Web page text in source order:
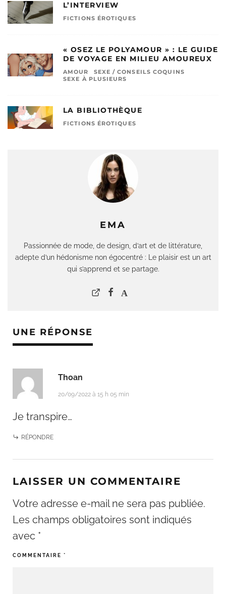
EMA
Passionnée de mode, de design, d’art et de littérature,
adepte d’un hédonisme non égocentré : Le plaisir est un art
qui s’apprend et se partage.
L’INTERVIEW
FICTIONS ÉROTIQUES
« OSEZ LE POLYAMOUR » : LE GUIDE
DE VOYAGE EN MILIEU AMOUREUX
AMOUR
SEXE / CONSEILS COQUINS
SEXE À PLUSIEURS
LA BIBLIOTHÈQUE
FICTIONS ÉROTIQUES
UNE RÉPONSE
Thoan
20/09/2022 à 15 h 05 min
Je transpire…
RÉPONDRE
LAISSER UN COMMENTAIRE
Votre adresse e-mail ne sera pas publiée.
Les champs obligatoires sont indiqués
avec *
COMMENTAIRE *